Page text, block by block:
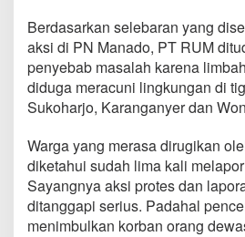
Berdasarkan selebaran yang
aksi di PN Manado, PT RUM
penyebab masalah karena
diduga meracuni lingkungan di
Sukoharjo, Karanganyer dan
Warga yang merasa dirugikan
diketahui sudah lima kali
Sayangnya aksi protes dan
ditanggapi serius. Padahal
menimbulkan korban orang